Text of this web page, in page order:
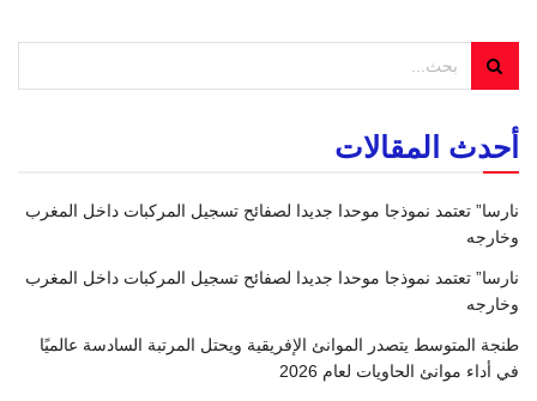
أحدث المقالات
نارسا” تعتمد نموذجا موحدا جديدا لصفائح تسجيل المركبات داخل المغرب
وخارجه
نارسا” تعتمد نموذجا موحدا جديدا لصفائح تسجيل المركبات داخل المغرب
وخارجه
طنجة المتوسط يتصدر الموانئ الإفريقية ويحتل المرتبة السادسة عالميًا
في أداء موانئ الحاويات لعام 2026